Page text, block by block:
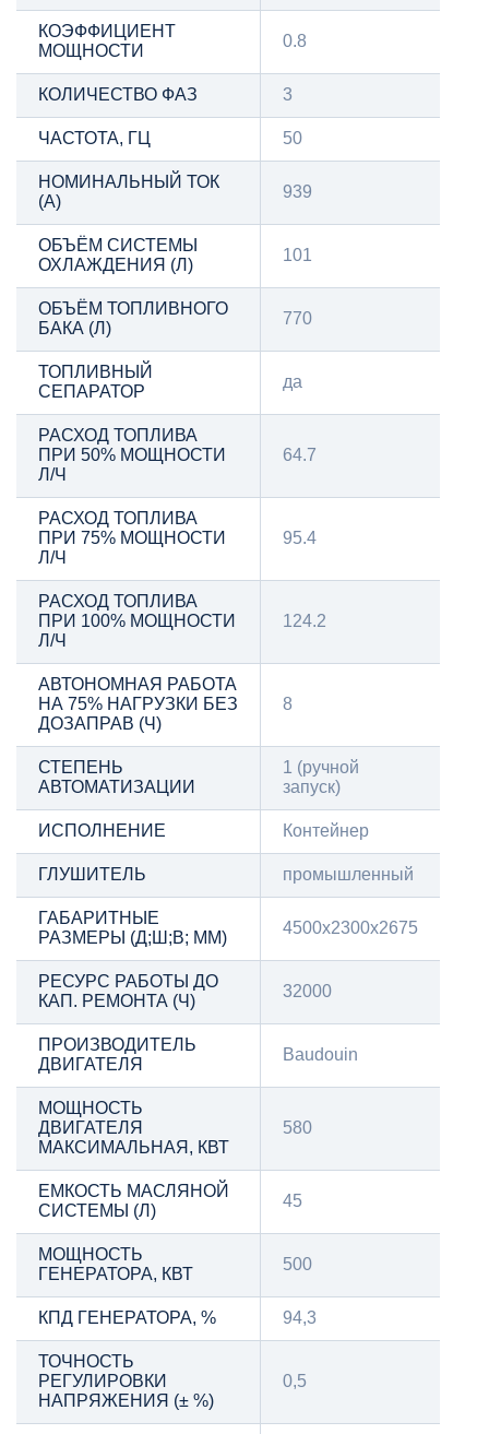
КОЭФФИЦИЕНТ
МОЩНОСТИ
0.8
КОЛИЧЕСТВО ФАЗ 3
ЧАСТОТА, ГЦ 50
НОМИНАЛЬНЫЙ ТОК
(А)
939
ОБЪЁМ СИСТЕМЫ
ОХЛАЖДЕНИЯ (Л)
101
ОБЪЁМ ТОПЛИВНОГО
БАКА (Л)
770
ТОПЛИВНЫЙ
СЕПАРАТОР
да
РАСХОД ТОПЛИВА
ПРИ 50% МОЩНОСТИ
Л/Ч
64.7
РАСХОД ТОПЛИВА
ПРИ 75% МОЩНОСТИ
Л/Ч
95.4
РАСХОД ТОПЛИВА
ПРИ 100% МОЩНОСТИ
Л/Ч
124.2
АВТОНОМНАЯ РАБОТА
НА 75% НАГРУЗКИ БЕЗ
ДОЗАПРАВ (Ч)
8
СТЕПЕНЬ
АВТОМАТИЗАЦИИ
1 (ручной
запуск)
ИСПОЛНЕНИЕ Контейнер
ГЛУШИТЕЛЬ промышленный
ГАБАРИТНЫЕ
РАЗМЕРЫ (Д;Ш;В; ММ)
4500х2300х2675
РЕСУРС РАБОТЫ ДО
КАП. РЕМОНТА (Ч)
32000
ПРОИЗВОДИТЕЛЬ
ДВИГАТЕЛЯ
Baudouin
МОЩНОСТЬ
ДВИГАТЕЛЯ
МАКСИМАЛЬНАЯ, КВТ
580
ЕМКОСТЬ МАСЛЯНОЙ
СИСТЕМЫ (Л)
45
МОЩНОСТЬ
ГЕНЕРАТОРА, КВТ
500
КПД ГЕНЕРАТОРА, % 94,3
ТОЧНОСТЬ
РЕГУЛИРОВКИ
НАПРЯЖЕНИЯ (± %)
0,5